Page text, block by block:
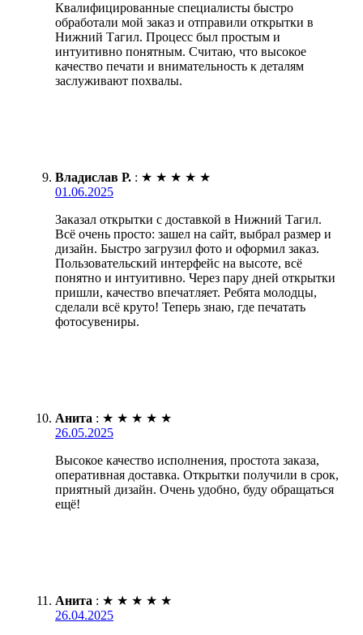
Квалифицированные специалисты быстро
обработали мой заказ и отправили открытки в
Нижний Тагил. Процесс был простым и
интуитивно понятным. Считаю, что высокое
качество печати и внимательность к деталям
заслуживают похвалы.
Владислав Р. : ★ ★ ★ ★ ★
01.06.2025
Заказал открытки с доставкой в Нижний Тагил.
Всё очень просто: зашел на сайт, выбрал размер и
дизайн. Быстро загрузил фото и оформил заказ.
Пользовательский интерфейс на высоте, всё
понятно и интуитивно. Через пару дней открытки
пришли, качество впечатляет. Ребята молодцы,
сделали всё круто! Теперь знаю, где печатать
фотосувениры.
Анита : ★ ★ ★ ★ ★
26.05.2025
Высокое качество исполнения, простота заказа,
оперативная доставка. Открытки получили в срок,
приятный дизайн. Очень удобно, буду обращаться
ещё!
Анита : ★ ★ ★ ★ ★
26.04.2025